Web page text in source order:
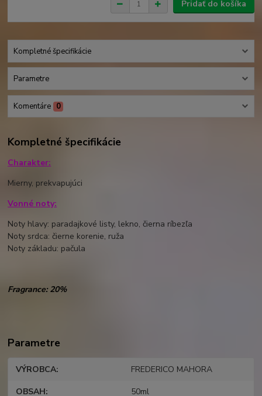
Pridať do košíka
Kompletné špecifikácie
Parametre
Komentáre 0
Kompletné špecifikácie
Charakter:
Mierny, prekvapujúci
Vonné noty:
Noty hlavy: paradajkové listy, lekno, čierna ríbezľa
Noty srdca: čierne korenie, ruža
Noty základu: pačula
Fragrance: 20%
Parametre
VÝROBCA FREDERICO MAHORA
OBSAH 50ml